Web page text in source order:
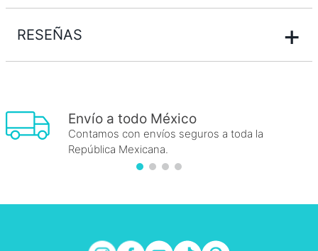
RESEÑAS +
Envío a todo México
Contamos con envíos seguros a toda la
República Mexicana.